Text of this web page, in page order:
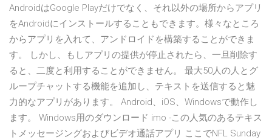
AndroidはGoogle Playだけでなく、それ以外の場所からアプリ
をAndroidにインストールすることもできます。様々なところ
からアプリを入れて、アンドロイドを構築することができま
す。 しかし、もしアプリの提供が停止されたら、一旦削除す
ると、二度と利用することができません。 最大50人の人とグ
ループチャットする機能を追加し、テキストを送信すると魅
力的なアプリがあります。 Android、iOS、Windowsで動作し
ます。 Windows用のダウンロード imo -この人気のあるテキス
トメッセージングおよびビデオ通話アプリ ここでNFL Sunday